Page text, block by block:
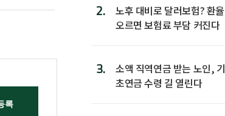
2.
노후 대비로 달러보험? 환율
오르면 보험료 부담 커진다
3.
소액 직역연금 받는 노인, 기
초연금 수령 길 열린다